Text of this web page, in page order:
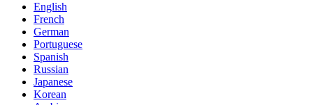
English
French
German
Portuguese
Spanish
Russian
Japanese
Korean